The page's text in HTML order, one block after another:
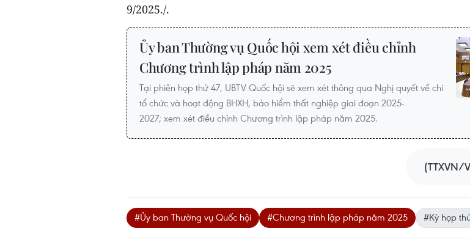
9/2025./.
Ủy ban Thường vụ Quốc hội xem xét điều chỉnh
Chương trình lập pháp năm 2025
Tại phiên họp thứ 47, UBTV Quốc hội sẽ xem xét thông qua Nghị quyết về chi
tổ chức và hoạt động BHXH, bảo hiểm thất nghiệp giai đoạn 2025-
2027; xem xét điều chỉnh Chương trình lập pháp năm 2025.
(TTXVN/
#Ủy ban Thường vụ Quốc hội #Chương trình lập pháp năm 2025 #Kỳ họp